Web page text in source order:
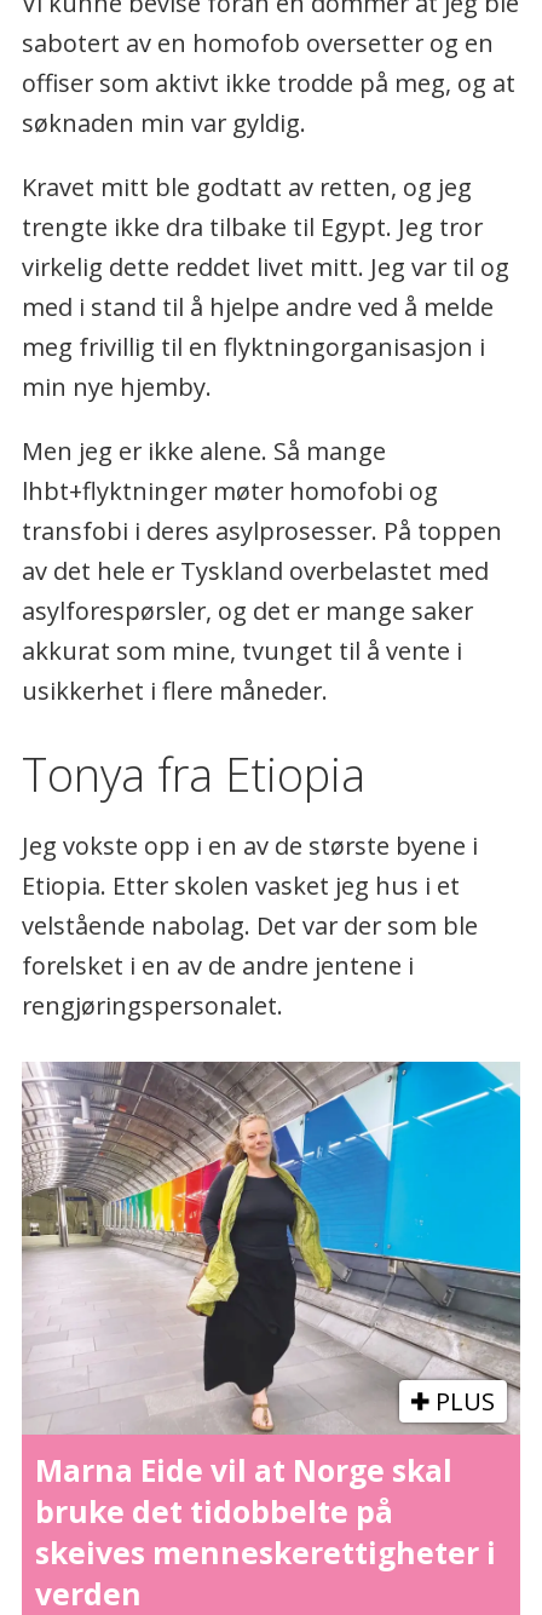
sabotert av en homofob oversetter og en
offiser som aktivt ikke trodde på meg, og at
søknaden min var gyldig.
Kravet mitt ble godtatt av retten, og jeg
trengte ikke dra tilbake til Egypt. Jeg tror
virkelig dette reddet livet mitt. Jeg var til og
med i stand til å hjelpe andre ved å melde
meg frivillig til en flyktningorganisasjon i
min nye hjemby.
Men jeg er ikke alene. Så mange
lhbt+flyktninger møter homofobi og
transfobi i deres asylprosesser. På toppen
av det hele er Tyskland overbelastet med
asylforespørsler, og det er mange saker
akkurat som mine, tvunget til å vente i
usikkerhet i flere måneder.
Tonya fra Etiopia
Jeg vokste opp i en av de største byene i
Etiopia. Etter skolen vasket jeg hus i et
velstående nabolag. Det var der som ble
forelsket i en av de andre jentene i
rengjøringspersonalet.
PLUS
Marna Eide vil at Norge skal
bruke det tidobbelte på
skeives menneskerettigheter i
verden